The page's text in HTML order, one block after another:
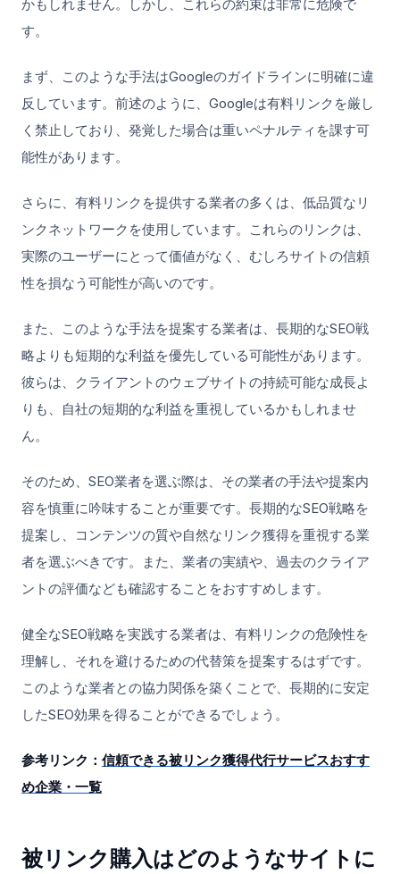
かもしれません。しかし、これらの約束は非常に危険で
す。
まず、このような手法はGoogleのガイドラインに明確に違
反しています。前述のように、Googleは有料リンクを厳し
く禁止しており、発覚した場合は重いペナルティを課す可
能性があります。
さらに、有料リンクを提供する業者の多くは、低品質なリ
ンクネットワークを使用しています。これらのリンクは、
実際のユーザーにとって価値がなく、むしろサイトの信頼
性を損なう可能性が高いのです。
また、このような手法を提案する業者は、長期的なSEO戦
略よりも短期的な利益を優先している可能性があります。
彼らは、クライアントのウェブサイトの持続可能な成長よ
りも、自社の短期的な利益を重視しているかもしれませ
ん。
そのため、SEO業者を選ぶ際は、その業者の手法や提案内
容を慎重に吟味することが重要です。長期的なSEO戦略を
提案し、コンテンツの質や自然なリンク獲得を重視する業
者を選ぶべきです。また、業者の実績や、過去のクライア
ントの評価なども確認することをおすすめします。
健全なSEO戦略を実践する業者は、有料リンクの危険性を
理解し、それを避けるための代替策を提案するはずです。
このような業者との協力関係を築くことで、長期的に安定
したSEO効果を得ることができるでしょう。
参考リンク： 信頼できる被リンク獲得代行サービスおすす
め企業・一覧
被リンク購入はどのようなサイトに